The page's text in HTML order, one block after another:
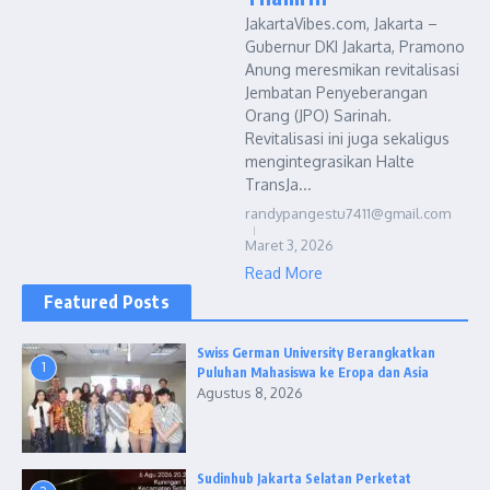
JakartaVibes.com, Jakarta –
Gubernur DKI Jakarta, Pramono
Anung meresmikan revitalisasi
Jembatan Penyeberangan
Orang (JPO) Sarinah.
Revitalisasi ini juga sekaligus
mengintegrasikan Halte
TransJa...
randypangestu7411@gmail.com
Maret 3, 2026
Read More
Featured Posts
1
Swiss German University Berangkatkan
Puluhan Mahasiswa ke Eropa dan Asia
Agustus 8, 2026
Sudinhub Jakarta Selatan Perketat